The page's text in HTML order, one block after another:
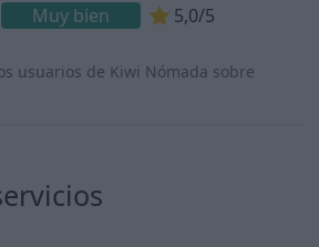
Muy bien 5,0/5
usuarios de Kiwi Nómada sobre